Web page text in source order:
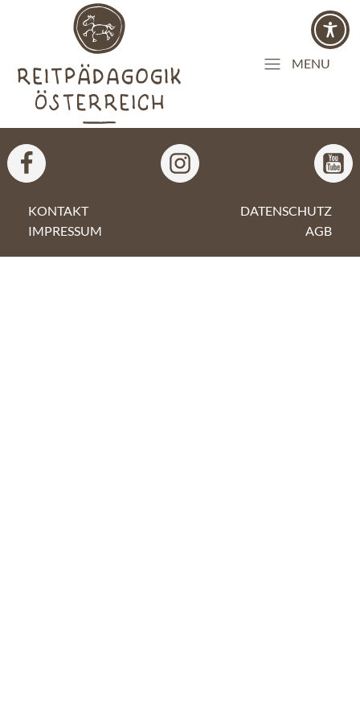
MENU
KONTAKT
DATENSCHUTZ
IMPRESSUM
AGB